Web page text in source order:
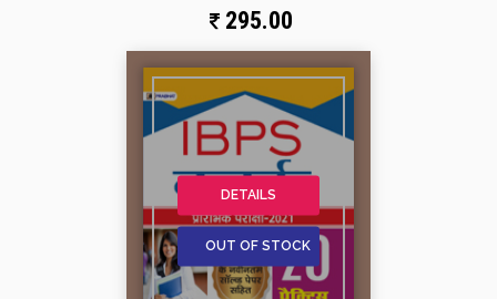
295.00
DETAILS
OUT OF STOCK